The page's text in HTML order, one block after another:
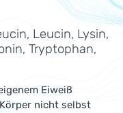
Leucin, Lysin,
Tryptophan,
Eiweiß
nicht selbst